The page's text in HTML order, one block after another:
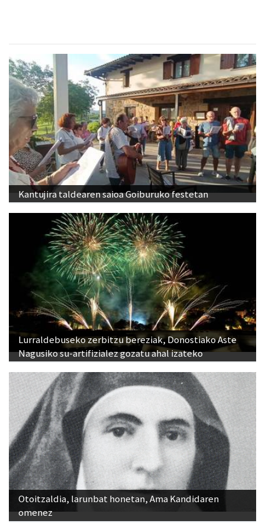
Kantujira taldearen saioa Goiburuko festetan
Lurraldebuseko zerbitzu bereziak, Donostiako Aste
Nagusiko su-artifizialez gozatu ahal izateko
Otoitzaldia, larunbat honetan, Ama Kandidaren
omenez